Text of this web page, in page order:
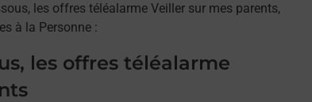
les offres téléalarme Veiller sur mes parents,
à la Personne :
les offres téléalarme